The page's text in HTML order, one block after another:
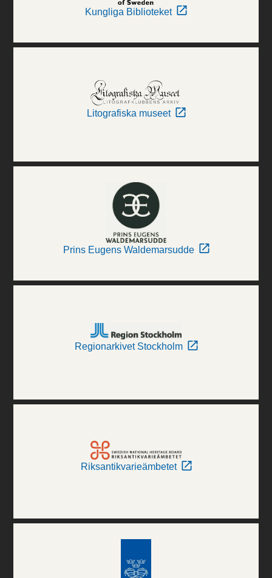
Kungliga Biblioteket
Litografiska museet
Prins Eugens Waldemarsudde
Regionarkivet Stockholm
Riksantikvarieämbetet